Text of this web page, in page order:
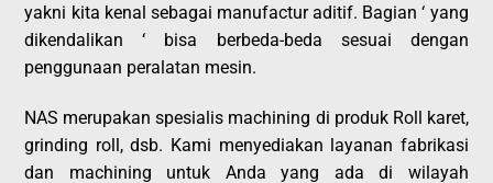
yakni kita kenal sebagai manufactur aditif. Bagian ‘ yang
dikendalikan ‘ bisa berbeda-beda sesuai dengan
penggunaan peralatan mesin.
NAS merupakan spesialis machining di produk Roll karet,
grinding roll, dsb. Kami menyediakan layanan fabrikasi
dan machining untuk Anda yang ada di wilayah